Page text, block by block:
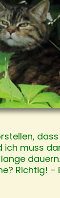
muss
Richtig! –